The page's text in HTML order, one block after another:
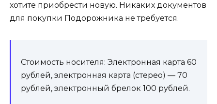
хотите приобрести новую. Никаких документов
для покупки Подорожника не требуется.
Стоимость носителя: Электронная карта 60
рублей, электронная карта (стерео) — 70
рублей, электронный брелок 100 рублей.